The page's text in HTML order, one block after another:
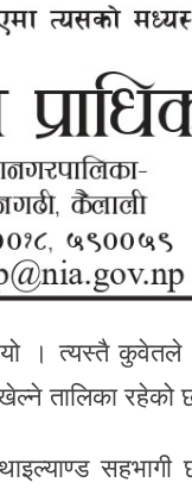
। त्यस्तै कुवेतले
तालिका रहेको